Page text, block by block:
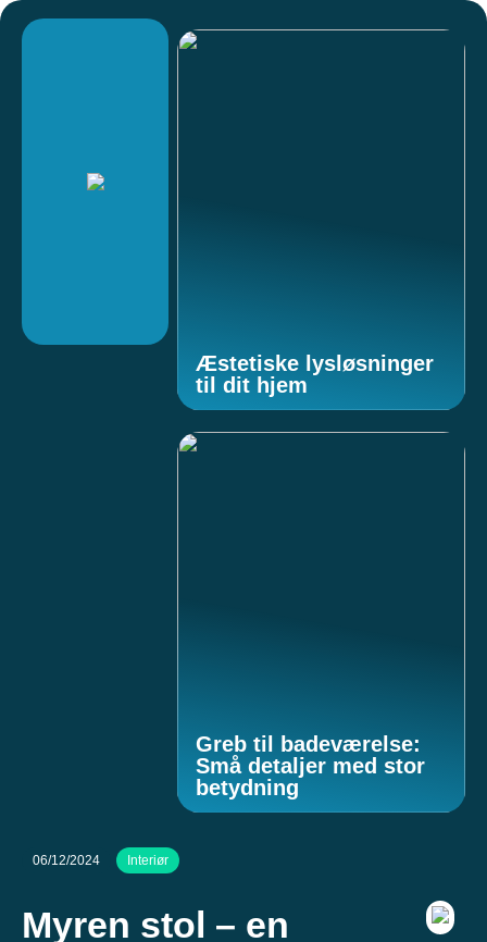
Æstetiske lysløsninger
til dit hjem
Greb til badeværelse:
Små detaljer med stor
betydning
06/12/2024 Interiør
Myren stol – en